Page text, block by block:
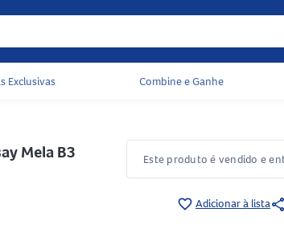
do cabeçalho
Exclusivas Combine e Ganhe
Mela B3
Este produto é vendido e
favorite_border Adicionar à listashare